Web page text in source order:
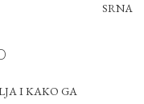
SRNA
I KAKO GA